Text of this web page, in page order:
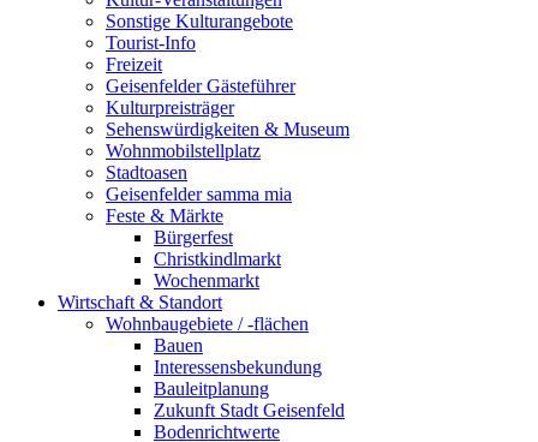
Sonstige Kulturangebote
Tourist-Info
Freizeit
Geisenfelder Gästeführer
Kulturpreisträger
Sehenswürdigkeiten & Museum
Wohnmobilstellplatz
Stadtoasen
Geisenfelder samma mia
Feste & Märkte
Bürgerfest
Christkindlmarkt
Wochenmarkt
Wirtschaft & Standort
Wohnbaugebiete / -flächen
Bauen
Interessensbekundung
Bauleitplanung
Zukunft Stadt Geisenfeld
Bodenrichtwerte